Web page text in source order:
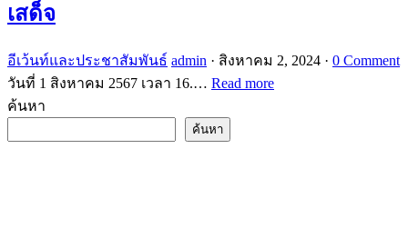
เสด็จ
อีเว้นท์และประชาสัมพันธ์ admin · สิงหาคม 2, 2024 · 0 Comment
วันที่ 1 สิงหาคม 2567 เวลา 16.… Read more
ค้นหา
ค้นหา